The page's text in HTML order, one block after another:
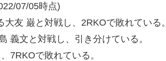
07/05時点)
友 巌と対戦し、2RKOで敗れている。
義文と対戦し、引き分けている。
7RKOで敗れている。